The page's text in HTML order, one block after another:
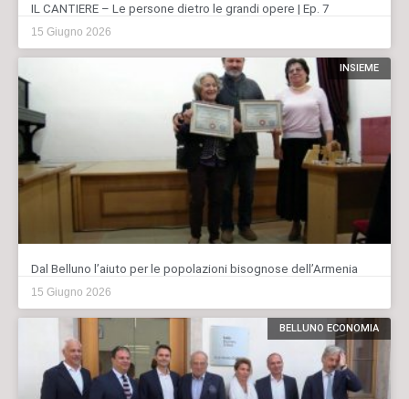
IL CANTIERE – Le persone dietro le grandi opere | Ep. 7
15 Giugno 2026
INSIEME
Dal Belluno l’aiuto per le popolazioni bisognose dell’Armenia
15 Giugno 2026
BELLUNO ECONOMIA